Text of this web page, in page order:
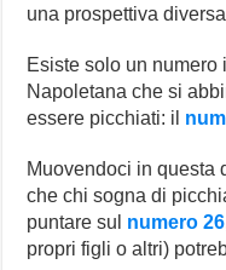
una prospettiva
Esiste solo un
Napoletana che si
essere picchiati: il
Muovendoci in questa
che chi sogna di
puntare sul numero 26
propri figli o altri)